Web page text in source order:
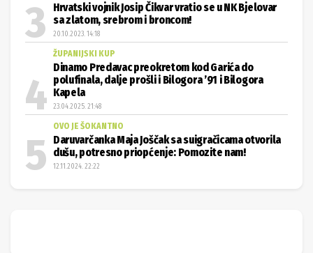
Hrvatski vojnik Josip Čikvar vratio se u NK Bjelovar
sa zlatom, srebrom i broncom!
20.10.2023. 14:18
ŽUPANIJSKI KUP
Dinamo Predavac preokretom kod Garića do
polufinala, dalje prošli i Bilogora ’91 i Bilogora
Kapela
23.04.2025. 21:48
OVO JE ŠOKANTNO
Daruvarčanka Maja Joščak sa suigračicama otvorila
dušu, potresno priopćenje: Pomozite nam!
12.11.2024. 22:22